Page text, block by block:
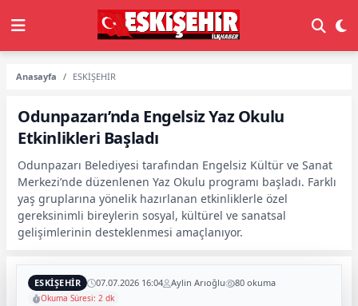
Anasayfa ESKİŞEHİR
Odunpazarı’nda Engelsiz Yaz Okulu
Etkinlikleri Başladı
Odunpazarı Belediyesi tarafından Engelsiz Kültür ve Sanat
Merkezi’nde düzenlenen Yaz Okulu programı başladı. Farklı
yaş gruplarına yönelik hazırlanan etkinliklerle özel
gereksinimli bireylerin sosyal, kültürel ve sanatsal
gelişimlerinin desteklenmesi amaçlanıyor.
ESKİŞEHİR 07.07.2026 16:04 Aylin Arıoğlu 80 okuma
Okuma Süresi: 2 dk